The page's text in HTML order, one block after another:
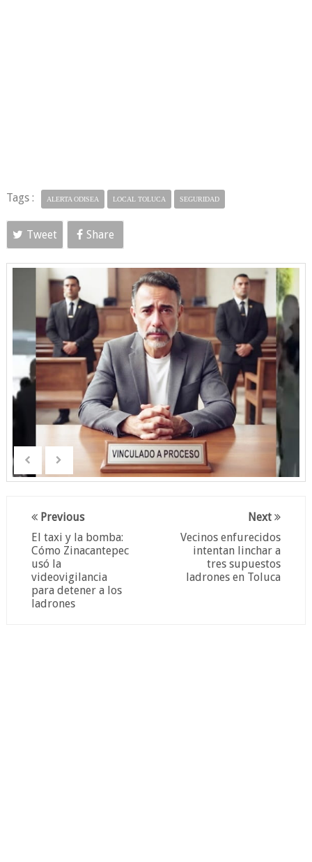
Tags : ALERTA ODISEA LOCAL TOLUCA SEGURIDAD
Tweet Share
Next
Vecinos enfurecidos
intentan linchar a
tres supuestos
ladrones en Toluca
Previous
El taxi y la bomba:
Cómo Zinacantepec
usó la
videovigilancia
para detener a los
ladrones